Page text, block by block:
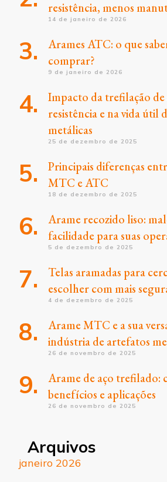
resistência, menos
14 de janeiro de 2026
Arames ATC: o que
comprar?
9 de janeiro de 2026
Impacto da trefilação de
resistência e na vida útil
metálicas
25 de dezembro de 2025
Principais diferenças
MTC e ATC
18 de dezembro de 2025
Arame recozido liso:
facilidade para suas
5 de dezembro de 2025
Telas aramadas para
escolher com mais
4 de dezembro de 2025
Arame MTC e a sua
indústria de artefatos
26 de novembro de 2025
Arame de aço trefilado:
benefícios e aplicações
26 de novembro de 2025
Arquivos
janeiro 2026